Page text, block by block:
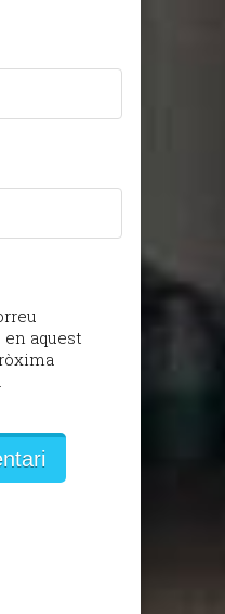
aquest